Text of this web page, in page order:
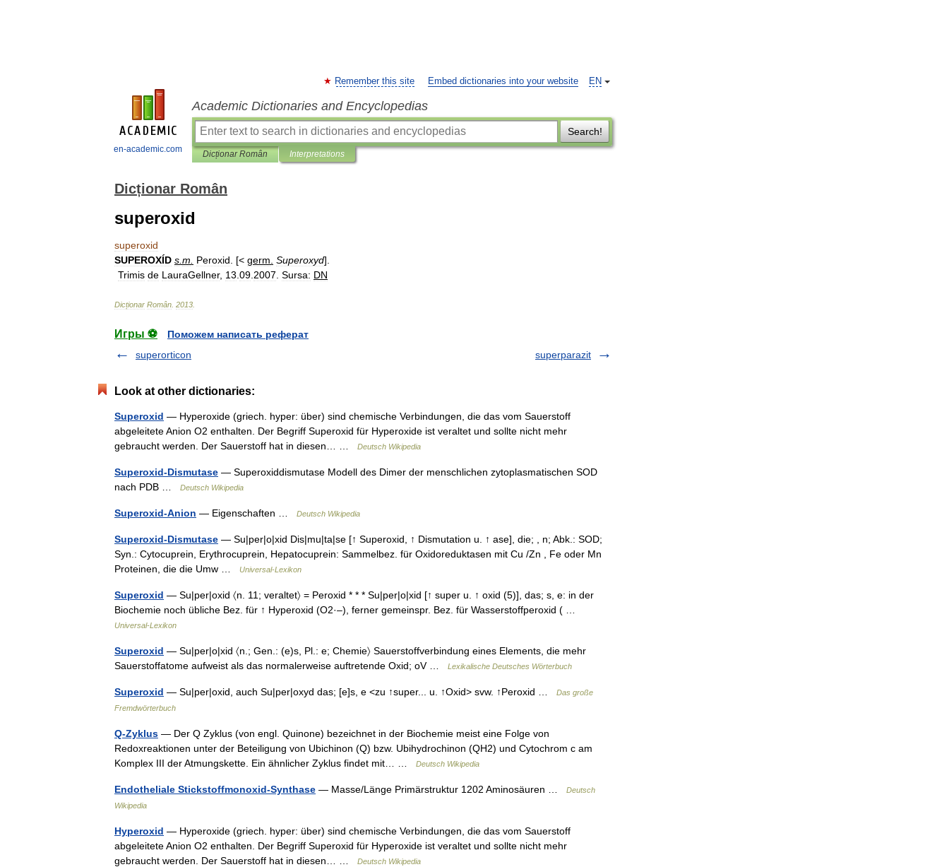
en-academic.com
EN
Remember this site Embed dictionaries into your website
Academic Dictionaries and Encyclopedias
Search!
Dicționar Român Interpretations
Dicționar Român
superoxid
superoxid
SUPEROXÍD s m Peroxid . [< germ Superoxyd].
Trimis de LauraGellner, 13 09 2007 Sursa: DN
Dicționar Român 2013
Игры ⚽
Поможем написать реферат
superorticon
superparazit
Look at other dictionaries:
Superoxid — Hyperoxide (griech. hyper: über) sind chemische Verbindungen, die das vom Sauerstoff
abgeleitete Anion O2 enthalten. Der Begriff Superoxid für Hyperoxide ist veraltet und sollte nicht mehr
gebraucht werden. Der Sauerstoff hat in diesen… …
Deutsch Wikipedia
Superoxid-Dismutase — Superoxiddismutase Modell des Dimer der menschlichen zytoplasmatischen SOD
nach PDB …
Deutsch Wikipedia
Superoxid-Anion — Eigenschaften … Deutsch Wikipedia
Superoxid-Dismutase — Su|per|o|xid Dis|mu|ta|se [↑ Superoxid, ↑ Dismutation u. ↑ ase], die; , n; Abk.: SOD;
Syn.: Cytocuprein, Erythrocuprein, Hepatocuprein: Sammelbez. für Oxidoreduktasen mit Cu /Zn , Fe oder Mn
Proteinen, die die Umw …
Universal-Lexikon
Superoxid — Su|per|oxid 〈n. 11; veraltet〉 = Peroxid * * * Su|per|o|xid [↑ super u. ↑ oxid (5)], das; s, e: in der
Biochemie noch übliche Bez. für ↑ Hyperoxid (O2·‒), ferner gemeinspr. Bez. für Wasserstoffperoxid ( …
Universal-Lexikon
Superoxid — Su|per|o|xid 〈n.; Gen.: (e)s, Pl.: e; Chemie〉 Sauerstoffverbindung eines Elements, die mehr
Sauerstoffatome aufweist als das normalerweise auftretende Oxid; oV …
Lexikalische Deutsches Wörterbuch
Superoxid — Su|per|oxid, auch Su|per|oxyd das; [e]s, e <zu ↑super... u. ↑Oxid> svw. ↑Peroxid …
Das große
Fremdwörterbuch
Q-Zyklus — Der Q Zyklus (von engl. Quinone) bezeichnet in der Biochemie meist eine Folge von
Redoxreaktionen unter der Beteiligung von Ubichinon (Q) bzw. Ubihydrochinon (QH2) und Cytochrom c am
Komplex III der Atmungskette. Ein ähnlicher Zyklus findet mit… …
Deutsch Wikipedia
Endotheliale Stickstoffmonoxid-Synthase — Masse/Länge Primärstruktur 1202 Aminosäuren …
Deutsch
Wikipedia
Hyperoxid — Hyperoxide (griech. hyper: über) sind chemische Verbindungen, die das vom Sauerstoff
abgeleitete Anion O2 enthalten. Der Begriff Superoxid für Hyperoxide ist veraltet und sollte nicht mehr
gebraucht werden. Der Sauerstoff hat in diesen… …
Deutsch Wikipedia